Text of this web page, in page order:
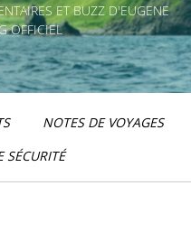
ET BUZZ D'EUGENE
OFFICIEL
NOTES DE VOYAGES
SÉCURITÉ